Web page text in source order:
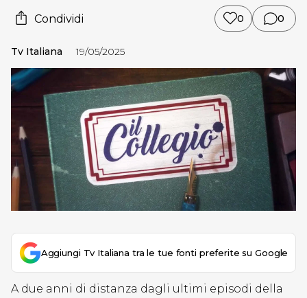
Condividi 0 0
Tv Italiana 19/05/2025
Aggiungi Tv Italiana tra le tue fonti preferite su Google
A due anni di distanza dagli ultimi episodi della